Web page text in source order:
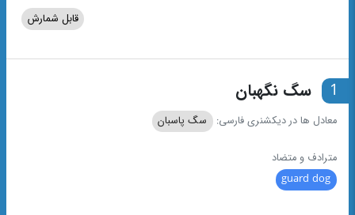
قابل شمارش
1 سگ نگهبان
معادل ها در دیکشنری فارسی: سگ پاسبان
مترادف و متضاد
guard dog